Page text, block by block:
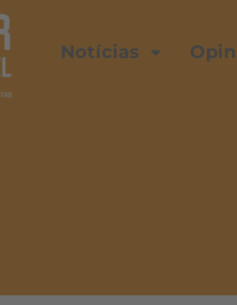
Notícias